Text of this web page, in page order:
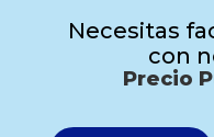
Necesitas
con
Precio